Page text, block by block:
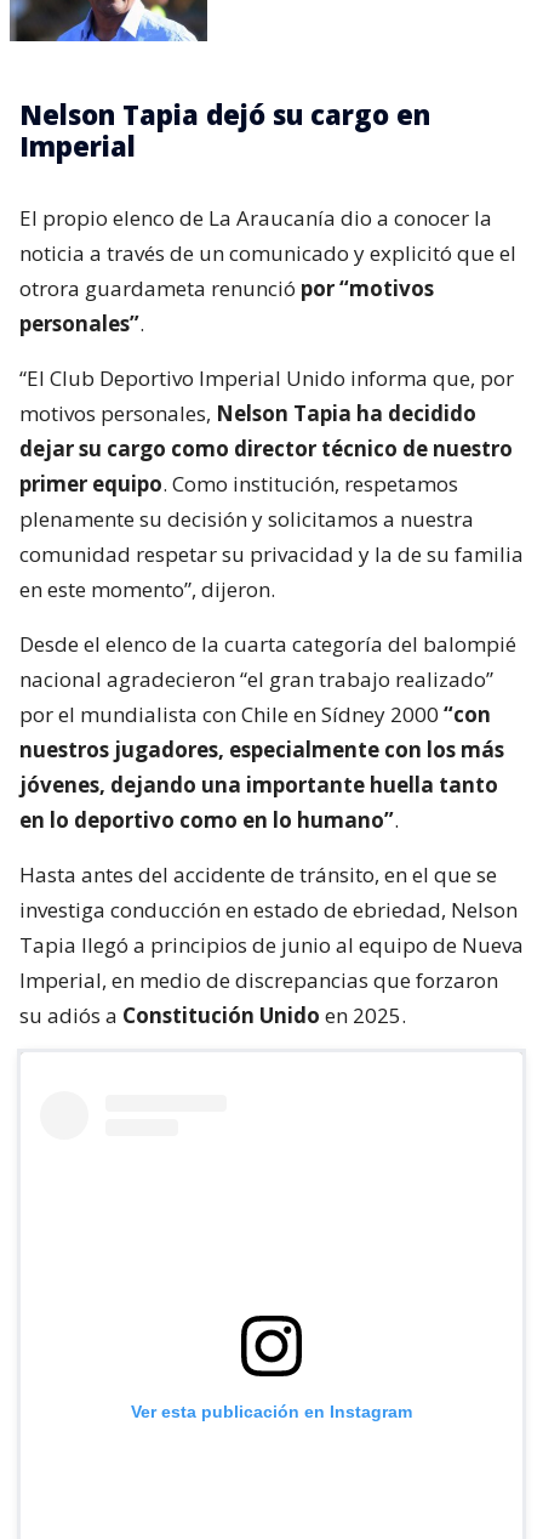
Nelson Tapia dejó su cargo en
Imperial
El propio elenco de La Araucanía dio a conocer la
noticia a través de un comunicado y explicitó que el
otrora guardameta renunció por “motivos
personales”.
“El Club Deportivo Imperial Unido informa que, por
motivos personales, Nelson Tapia ha decidido
dejar su cargo como director técnico de nuestro
primer equipo. Como institución, respetamos
plenamente su decisión y solicitamos a nuestra
comunidad respetar su privacidad y la de su familia
en este momento”, dijeron.
Desde el elenco de la cuarta categoría del balompié
nacional agradecieron “el gran trabajo realizado”
por el mundialista con Chile en Sídney 2000 “con
nuestros jugadores, especialmente con los más
jóvenes, dejando una importante huella tanto
en lo deportivo como en lo humano”.
Hasta antes del accidente de tránsito, en el que se
investiga conducción en estado de ebriedad, Nelson
Tapia llegó a principios de junio al equipo de Nueva
Imperial, en medio de discrepancias que forzaron
su adiós a Constitución Unido en 2025.
Ver esta publicación en Instagram